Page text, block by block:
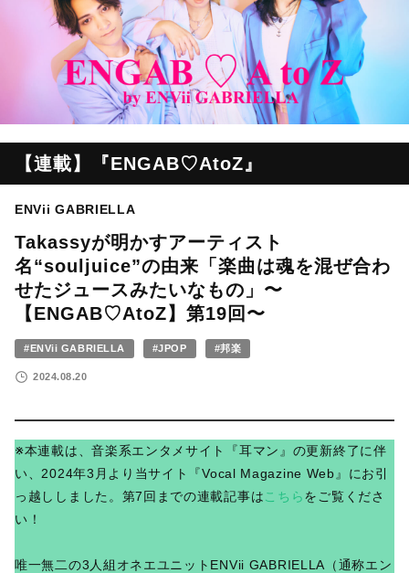
【連載】『ENGAB♡AtoZ』
ENVii GABRIELLA
Takassyが明かすアーティスト
名“souljuice”の由来「楽曲は魂を混ぜ合わ
せたジュースみたいなもの」〜
【ENGAB♡AtoZ】第19回〜
#ENVii GABRIELLA #JPOP #邦楽
2024.08.20
※本連載は、音楽系エンタメサイト『耳マン』の更新終了に伴
い、2024年3月より当サイト『Vocal Magazine Web』にお引
っ越ししました。第7回までの連載記事は こちらをご覧くださ
い！
唯一無二の3人組オネエユニットENVii GABRIELLA（通称エン